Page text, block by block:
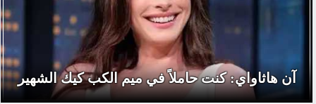
آن هاثاواي: كنت حاملاً في ميم الكب كيك الشهير